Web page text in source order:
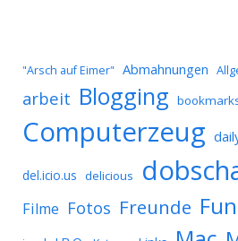
"Arsch auf Eimer" Abmahnungen
arbeit Blogging
Computerzeug
del.icio.us delicious
Filme Fotos Freunde Fun